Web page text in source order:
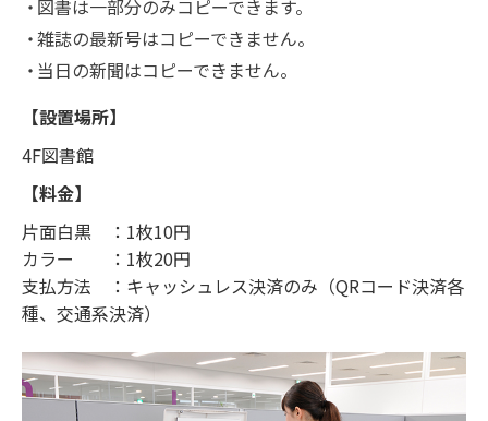
図書は一部分のみコピーできます。
雑誌の最新号はコピーできません。
当日の新聞はコピーできません。
【設置場所】
4F図書館
【料金】
片面白黒 ：1枚10円
カラー ：1枚20円
支払方法 ：キャッシュレス決済のみ（QRコード決済各
種、交通系決済）